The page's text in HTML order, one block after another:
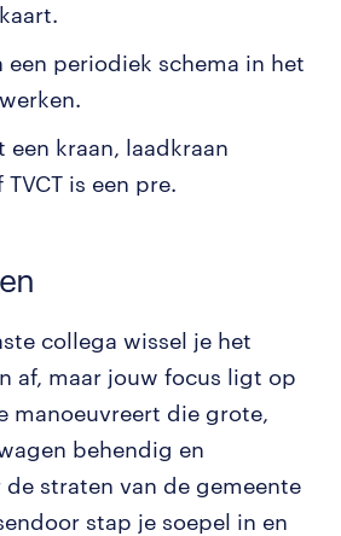
een periodiek schema in het
een kraan, laadkraan
is een pre.
collega wissel je het
af, maar jouw focus ligt op
manoeuvreert die grote,
behendig en
straten van de gemeente
stap je soepel in en